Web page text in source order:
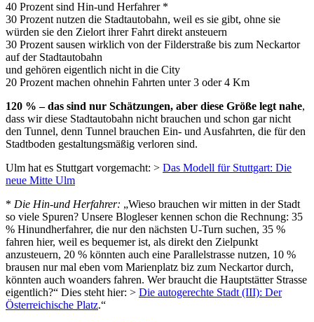
40 Prozent sind Hin-und Herfahrer *
30 Prozent nutzen die Stadtautobahn, weil es sie gibt, ohne sie
würden sie den Zielort ihrer Fahrt direkt ansteuern
30 Prozent sausen wirklich von der Filderstraße bis zum Neckartor
auf der Stadtautobahn
und gehören eigentlich nicht in die City
20 Prozent machen ohnehin Fahrten unter 3 oder 4 Km
120 % – das sind nur Schätzungen, aber diese Größe legt nahe,
dass wir diese Stadtautobahn nicht brauchen und schon gar nicht
den Tunnel, denn Tunnel brauchen Ein- und Ausfahrten, die für den
Stadtboden gestaltungsmäßig verloren sind.
Ulm hat es Stuttgart vorgemacht: > Das Modell für Stuttgart: Die
neue Mitte Ulm
* Die Hin-und Herfahrer: „Wieso brauchen wir mitten in der Stadt
so viele Spuren? Unsere Blogleser kennen schon die Rechnung: 35
% Hinundherfahrer, die nur den nächsten U-Turn suchen, 35 %
fahren hier, weil es bequemer ist, als direkt den Zielpunkt
anzusteuern, 20 % könnten auch eine Parallelstrasse nutzen, 10 %
brausen nur mal eben vom Marienplatz biz zum Neckartor durch,
könnten auch woanders fahren. Wer braucht die Hauptstätter Strasse
eigentlich?“ Dies steht hier: > Die autogerechte Stadt (III): Der
Österreichische Platz.“